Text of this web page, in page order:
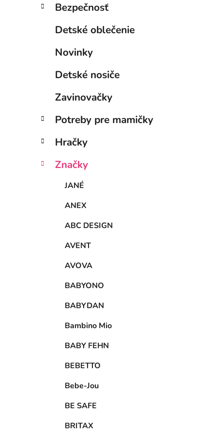
Bezpečnosť
Detské oblečenie
Novinky
Detské nosiče
Zavinovačky
Potreby pre mamičky
Hračky
Značky
JANÉ
ANEX
ABC DESIGN
AVENT
AVOVA
BABYONO
BABYDAN
Bambino Mio
BABY FEHN
BEBETTO
Bebe-Jou
BE SAFE
BRITAX